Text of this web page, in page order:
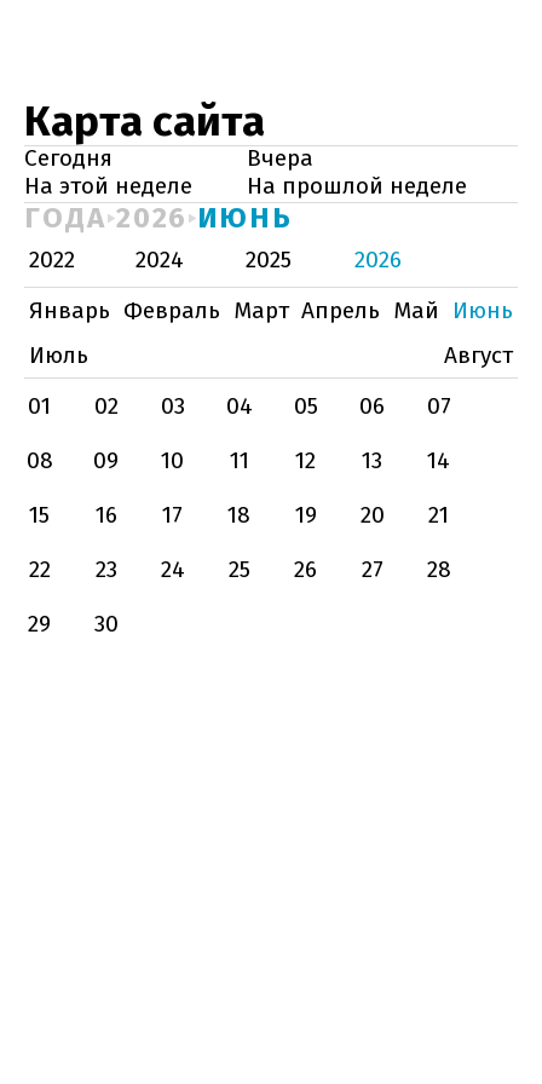
Карта сайта
Сегодня
Вчера
На этой неделе
На прошлой неделе
ГОДА 2026 ИЮНЬ
2022 2024 2025
2026
Январь Февраль Март Апрель Май
Июнь
Июль
Август
01
02 03 04 05 06
07
08
09 10 11 12 13
14
15
16 17 18 19 20
21
22
23 24 25 26 27
28
29
30